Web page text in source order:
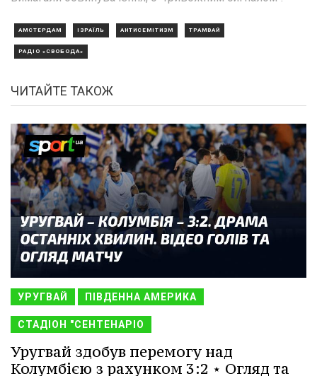
АМСТЕРДАМ ІЗРАЇЛЬ АНТИСЕМІТИЗМ ТРАМВАЙ
РАДІО «СВОБОДА»
ЧИТАЙТЕ ТАКОЖ
УРУГВАЙ ПІВДЕННА АМЕРИКА
СТАДІОН "СЕНТЕНАРІО
Уругвай здобув перемогу над
Колумбією з рахунком 3:2 ⋆ Огляд та